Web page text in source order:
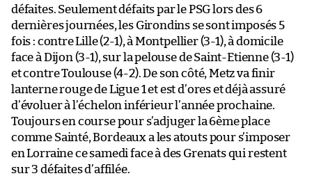
défaites. Seulement défaits par le PSG lors des 6
dernières journées, les Girondins se sont imposés 5
fois : contre Lille (2-1), à Montpellier (3-1), à domicile
face à Dijon (3-1), sur la pelouse de Saint-Etienne (3-1)
et contre Toulouse (4-2). De son côté, Metz va finir
lanterne rouge de Ligue 1 et est d’ores et déjà assuré
d’évoluer à l’échelon inférieur l’année prochaine.
Toujours en course pour s’adjuger la 6ème place
comme Sainté, Bordeaux a les atouts pour s’imposer
en Lorraine ce samedi face à des Grenats qui restent
sur 3 défaites d’affilée.